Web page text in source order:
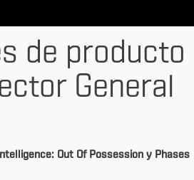
de producto
General
Out Of Possession y Phases